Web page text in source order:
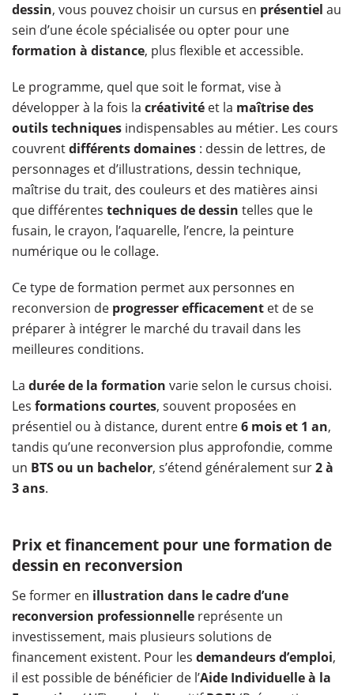
dessin, vous pouvez choisir un cursus en présentiel au
sein d’une école spécialisée ou opter pour une
formation à distance, plus flexible et accessible.
Le programme, quel que soit le format, vise à
développer à la fois la créativité et la maîtrise des
outils techniques indispensables au métier. Les cours
couvrentdifférents domaines : dessin de lettres, de
personnages et d’illustrations, dessin technique,
maîtrise du trait, des couleurs et des matières ainsi
que différentes techniques de dessin telles que le
fusain, le crayon, l’aquarelle, l’encre, la peinture
numérique ou le collage.
Ce type de formation permet aux personnes en
reconversion de progresser efficacement et de se
préparer à intégrer le marché du travail dans les
meilleures conditions.
La durée de la formation varie selon le cursus choisi.
Les formations courtes, souvent proposées en
présentiel ou à distance, durent entre6 mois et 1 an,
tandis qu’une reconversion plus approfondie, comme
un BTS ou un bachelor, s’étend généralement sur2 à
3 ans.
Prix et financement pour une formation de
dessin en reconversion
Se former en illustration dans le cadre d’une
reconversion professionnelle représente un
investissement, mais plusieurs solutions de
financement existent. Pour les demandeurs d’emploi,
il est possible de bénéficier de l’Aide Individuelle à la